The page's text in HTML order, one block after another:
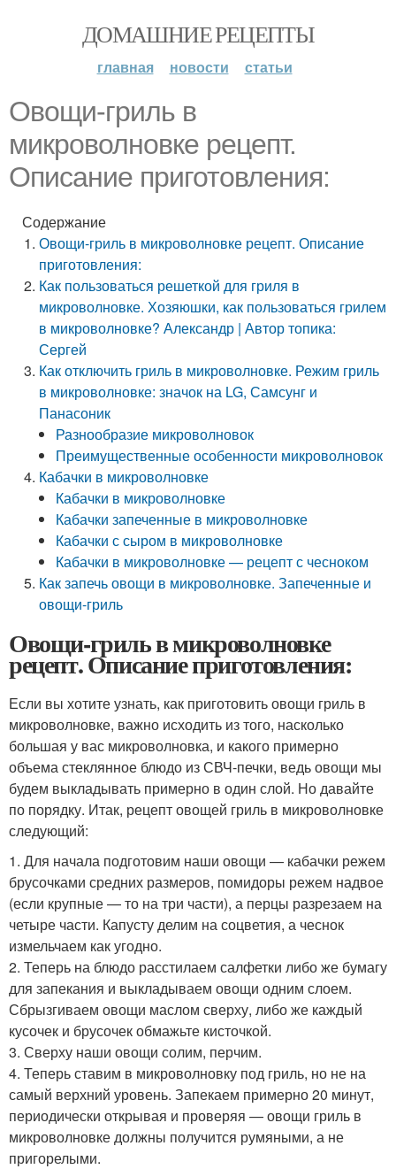
ДОМАШНИЕ РЕЦЕПТЫ
главная новости статьи
Овощи-гриль в
микроволновке рецепт.
Описание приготовления:
Содержание
Овощи-гриль в микроволновке рецепт. Описание
приготовления:
Как пользоваться решеткой для гриля в
микроволновке. Хозяюшки, как пользоваться грилем
в микроволновке? Александр | Автор топика:
Сергей
Как отключить гриль в микроволновке. Режим гриль
в микроволновке: значок на LG, Самсунг и
Панасоник
Разнообразие микроволновок
Преимущественные особенности микроволновок
Кабачки в микроволновке
Кабачки в микроволновке
Кабачки запеченные в микроволновке
Кабачки с сыром в микроволновке
Кабачки в микроволновке — рецепт с чесноком
Как запечь овощи в микроволновке. Запеченные и
овощи-гриль
Овощи-гриль в микроволновке
рецепт. Описание приготовления:
Если вы хотите узнать, как приготовить овощи гриль в
микроволновке, важно исходить из того, насколько
большая у вас микроволновка, и какого примерно
объема стеклянное блюдо из СВЧ-печки, ведь овощи мы
будем выкладывать примерно в один слой. Но давайте
по порядку. Итак, рецепт овощей гриль в микроволновке
следующий:
1. Для начала подготовим наши овощи — кабачки режем
брусочками средних размеров, помидоры режем надвое
(если крупные — то на три части), а перцы разрезаем на
четыре части. Капусту делим на соцветия, а чеснок
измельчаем как угодно.
2. Теперь на блюдо расстилаем салфетки либо же бумагу
для запекания и выкладываем овощи одним слоем.
Сбрызгиваем овощи маслом сверху, либо же каждый
кусочек и брусочек обмажьте кисточкой.
3. Сверху наши овощи солим, перчим.
4. Теперь ставим в микроволновку под гриль, но не на
самый верхний уровень. Запекаем примерно 20 минут,
периодически открывая и проверяя — овощи гриль в
микроволновке должны получится румяными, а не
пригорелыми.